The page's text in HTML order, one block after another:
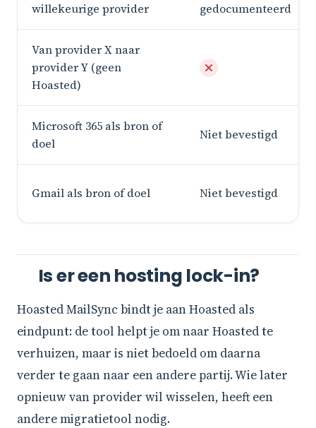
willekeurige provider
gedocumenteerd
Van provider X naar
provider Y (geen
Hoasted)
Microsoft 365 als bron of
doel
Niet bevestigd
Gmail als bron of doel Niet bevestigd
Is er een hosting lock-in?
Hoasted MailSync bindt je aan Hoasted als
eindpunt: de tool helpt je om naar Hoasted te
verhuizen, maar is niet bedoeld om daarna
verder te gaan naar een andere partij. Wie later
opnieuw van provider wil wisselen, heeft een
andere migratietool nodig.